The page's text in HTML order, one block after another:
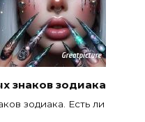
знаков зодиака
зодиака. Есть ли